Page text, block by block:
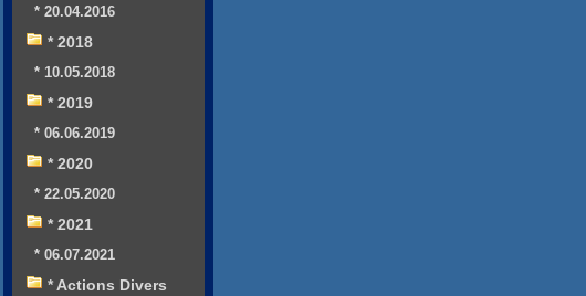
* 20.04.2016
* 2018
* 10.05.2018
* 2019
* 06.06.2019
* 2020
* 22.05.2020
* 2021
* 06.07.2021
* Actions Divers